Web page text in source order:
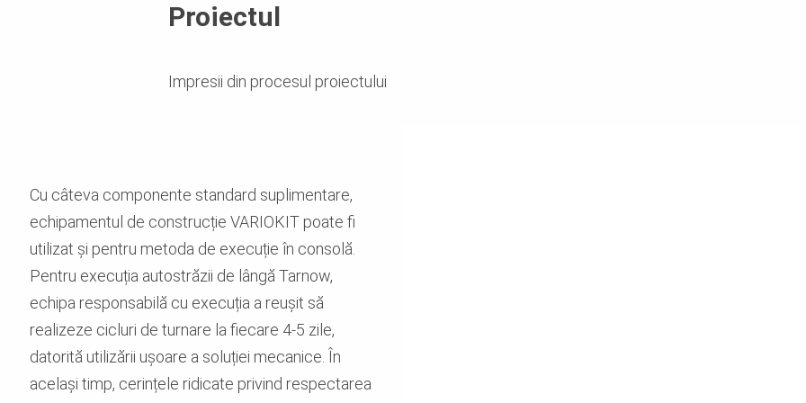
Proiectul
Impresii din procesul proiectului
Cu câteva componente standard suplimentare,
echipamentul de construcție VARIOKIT poate fi
utilizat și pentru metoda de execuție în consolă.
Pentru execuția autostrăzii de lângă Tarnow,
echipa responsabilă cu execuția a reușit să
realizeze cicluri de turnare la fiecare 4-5 zile,
datorită utilizării ușoare a soluției mecanice. În
același timp, cerințele ridicate privind respectarea